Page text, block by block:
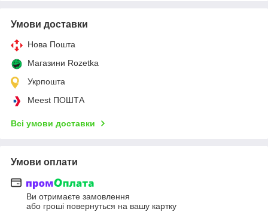
Умови доставки
Нова Пошта
Магазини Rozetka
Укрпошта
Meest ПОШТА
Всі умови доставки
Умови оплати
Ви отримаєте замовлення
або гроші повернуться на вашу картку